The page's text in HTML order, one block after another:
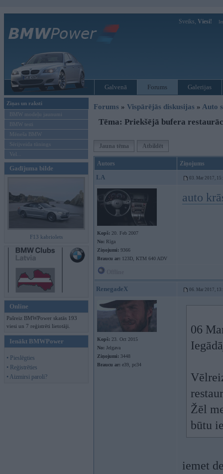
Sveiks, Viesi!
Galvenā Forums Galerijas
Ziņas un raksti
BMW modeļu jaunumi
BMW testi
Mēneša BMW
Sērijveida tūnings
Vel...
Gadījuma bilde
F13 kabriolets
Online
Pašreiz BMWPower skatās 193
viesi un 7 reģistrēti lietotāji.
Ienākt BMWPower
• Pieslēgties
• Reģistrēties
• Aizmirsi paroli?
Forums » Vispārējās diskusijas » Auto
Tēma: Priekšējā bufera
Jauna tēma Atbildēt
Autors Ziņojums
LA 03. Mar 2017,
Kopš: 20. Feb 2007
No: Rīga
Ziņojumi: 9366
Braucu ar: 123D, KTM 640 ADV
auto
RenegadeX 06. Mar 2017,
Kopš: 23. Oct 2015
No: Jelgava
Ziņojumi: 3448
Braucu ar: e39, pc34
06
Žēl
būtu
iemet